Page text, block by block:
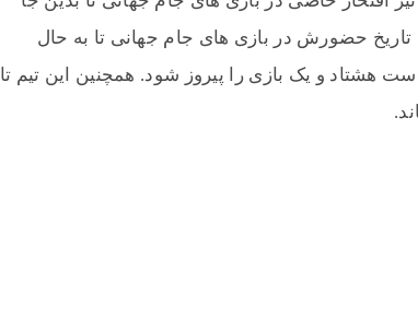
حضورش در بازی های جام جهانی تا به حال
و یک بازی را پیروز شود. همچنین این تیم تا